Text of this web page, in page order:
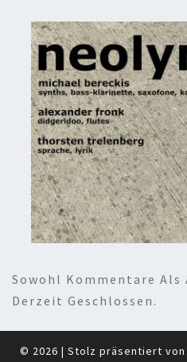
Sowohl Kommentare Als
Derzeit Geschlossen.
© 2026 | Stolz präsentiert von